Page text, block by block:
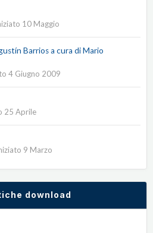
10 Maggio
Barrios a cura di Mario
4 Giugno 2009
25 Aprile
9 Marzo
download